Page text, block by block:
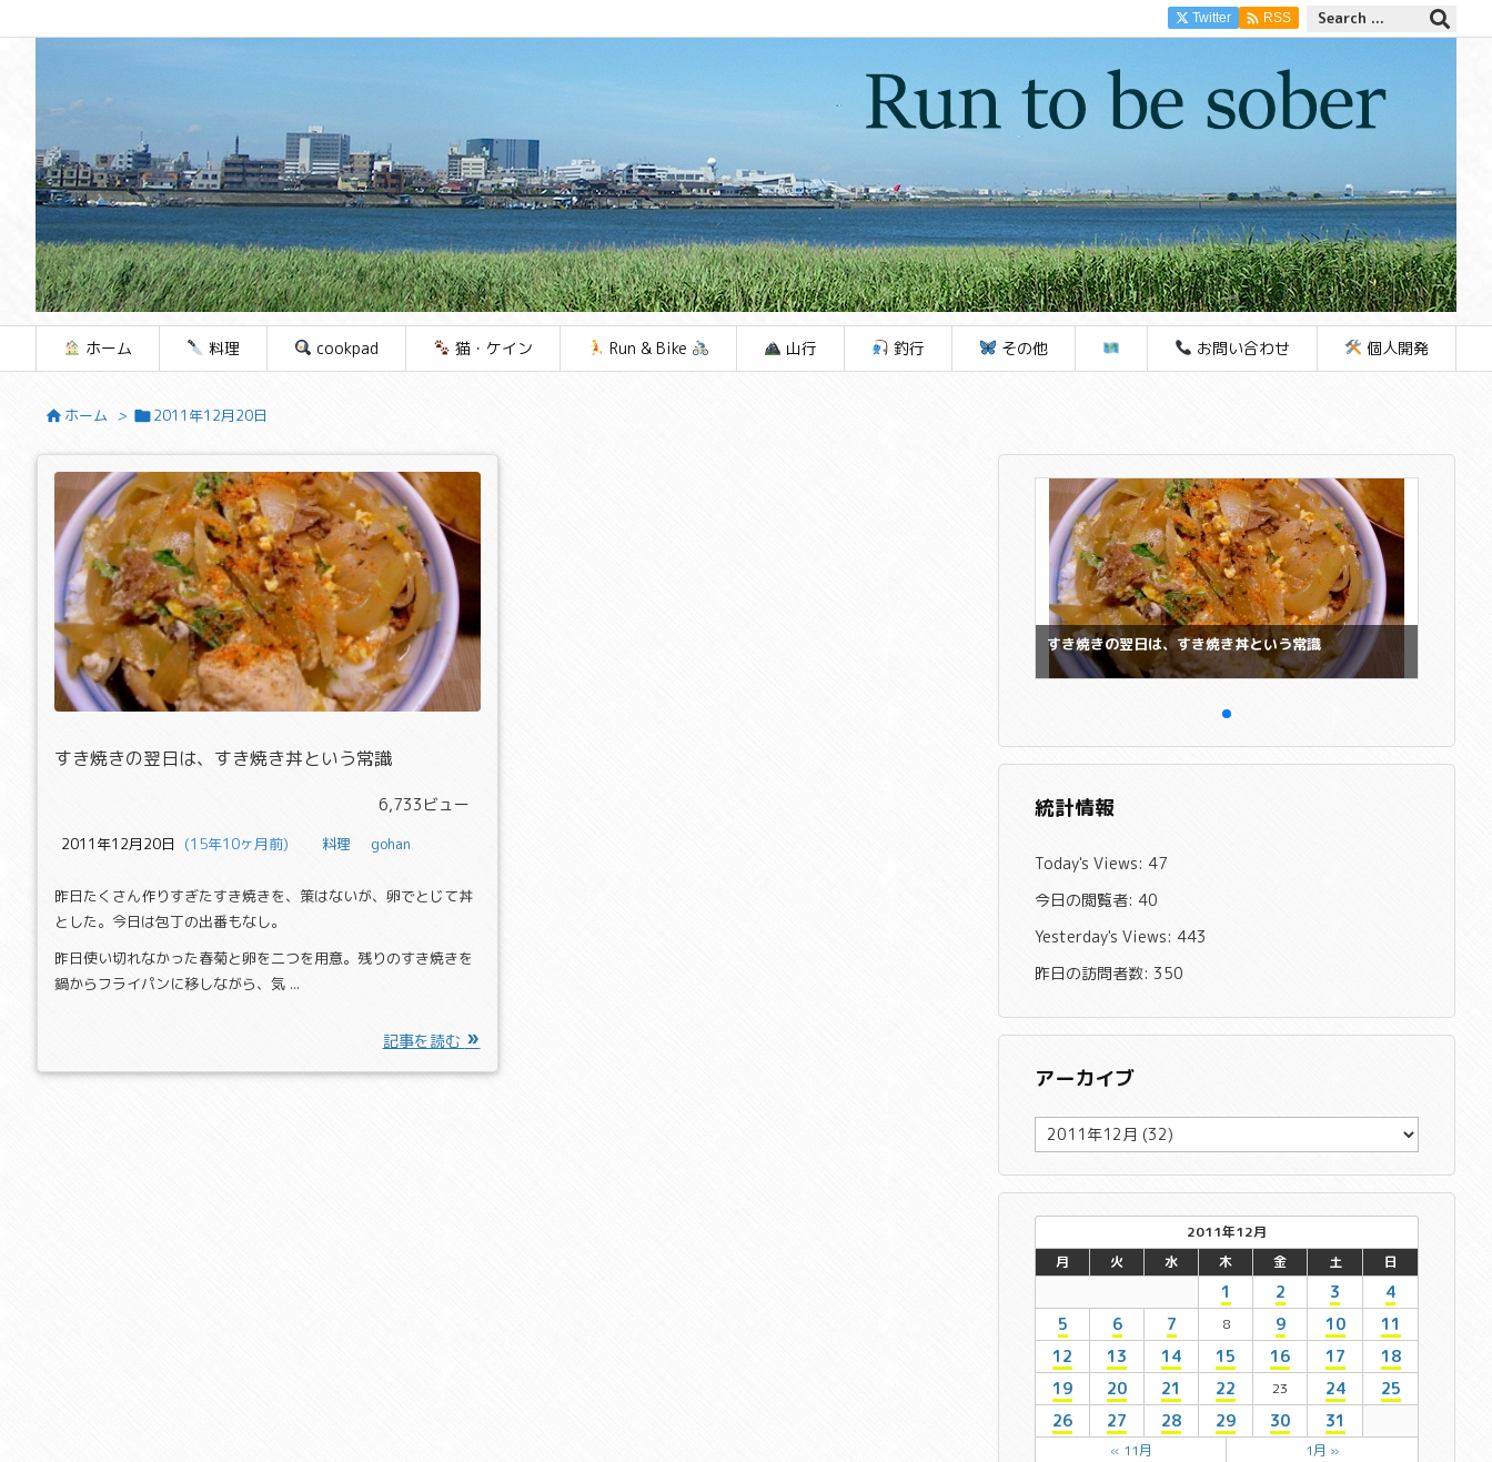
ホーム 料理 cookpad 猫・ケイン Run & Bike 山行 釣行 その他 お問い合わせ 個人開発
Twitter  RSS
 ホーム > 2011年12月20日
すき焼きの翌日は、すき焼き丼という常識
6,733ビュー
2011年12月20日
  (15年10ヶ月前)
料理 gohan
昨日たくさん作りすぎたすき焼きを、策はないが、卵でとじて丼
とした。今日は包丁の出番もなし。
昨日使い切れなかった春菊と卵を二つを用意。残りのすき焼きを
鍋からフライパンに移しながら、気 ...
記事を読む
すき焼きの翌日は、すき焼き丼という常識 すき焼きの翌日は、すき焼き丼という常識
統計情報
Today's Views: 47
今日の閲覧者: 40
Yesterday's Views: 443
昨日の訪問者数: 350
アーカイブ
ア
ー
カ
イ
ブ
2011年12月
月
火 水 木 金 土 日
1 2 3
4
5
6 7 8 9 10
11
12
13 14 15 16 17
18
19
20 21 22 23 24
25
26
27 28 29 30 31
« 11月 1月 »